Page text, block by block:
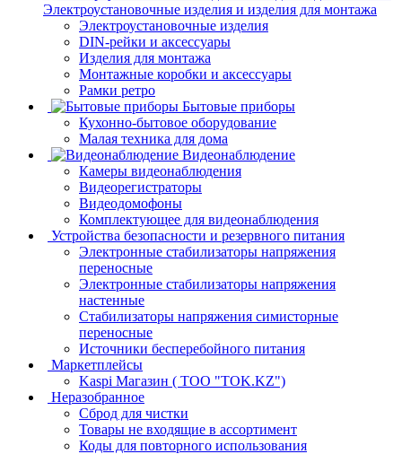
Электроустановочные изделия и изделия для монтажа
Электроустановочные изделия
DIN-рейки и аксессуары
Изделия для монтажа
Монтажные коробки и аксессуары
Рамки ретро
Бытовые приборы
Кухонно-бытовое оборудование
Малая техника для дома
Видеонаблюдение
Камеры видеонаблюдения
Видеорегистраторы
Видеодомофоны
Комплектующее для видеонаблюдения
Устройства безопасности и резервного питания
Электронные стабилизаторы напряжения
переносные
Электронные стабилизаторы напряжения
настенные
Стабилизаторы напряжения симисторные
переносные
Источники бесперебойного питания
Маркетплейсы
Kaspi Магазин ( ТОО "TOK.KZ")
Неразобранное
Сброд для чистки
Товары не входящие в ассортимент
Коды для повторного использования